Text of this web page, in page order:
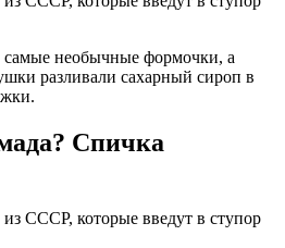
необычные формочки, а
разливали сахарный сироп в
Спичка